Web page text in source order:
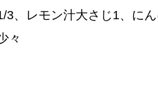
3、レモン汁大さじ1、に
々